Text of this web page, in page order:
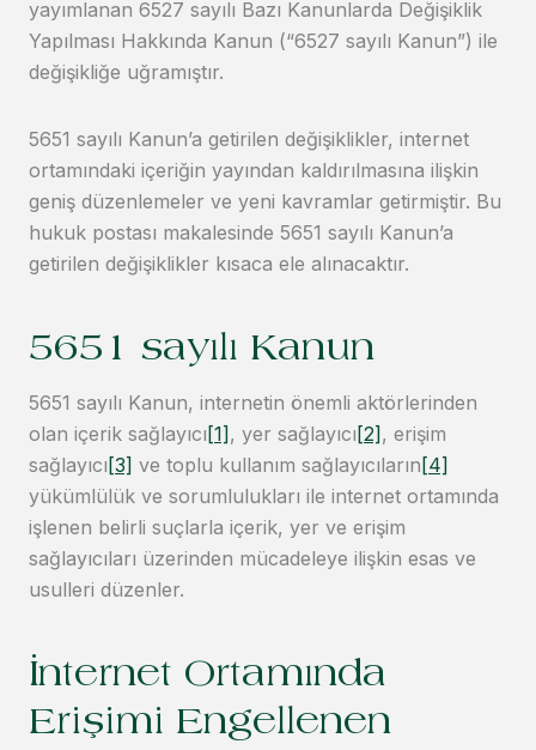
yayımlanan 6527 sayılı Bazı Kanunlarda Değişiklik
Yapılması Hakkında Kanun (“6527 sayılı Kanun”) ile
değişikliğe uğramıştır.
5651 sayılı Kanun’a getirilen değişiklikler, internet
ortamındaki içeriğin yayından kaldırılmasına ilişkin
geniş düzenlemeler ve yeni kavramlar getirmiştir. Bu
hukuk postası makalesinde 5651 sayılı Kanun’a
getirilen değişiklikler kısaca ele alınacaktır.
5651 sayılı Kanun
5651 sayılı Kanun, internetin önemli aktörlerinden
olan içerik sağlayıcı [1] , yer sağlayıcı [2] , erişim
sağlayıcı [3] ve toplu kullanım sağlayıcıların [4]
yükümlülük ve sorumlulukları ile internet ortamında
işlenen belirli suçlarla içerik, yer ve erişim
sağlayıcıları üzerinden mücadeleye ilişkin esas ve
usulleri düzenler.
İnternet Ortamında
Erişimi Engellenen